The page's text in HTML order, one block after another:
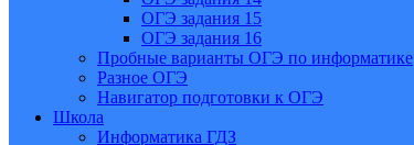
ОГЭ задания 15
ОГЭ задания 16
Пробные варианты ОГЭ по информатике
Разное ОГЭ
Навигатор подготовки к ОГЭ
Школа
Информатика ГДЗ